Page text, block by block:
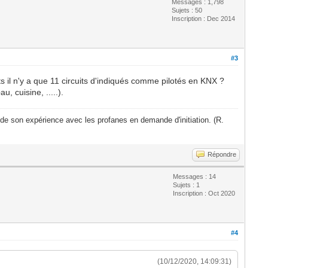
Messages : 1,798
Sujets : 50
Inscription : Dec 2014
#3
n'y a que 11 circuits d'indiqués comme pilotés en KNX ?
cuisine, .....).
son expérience avec les profanes en demande d'initiation. (R.
Répondre
Messages : 14
Sujets : 1
Inscription : Oct 2020
#4
(10/12/2020, 14:09:31)